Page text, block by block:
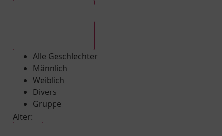
Alle Geschlechter
Männlich
Weiblich
Divers
Gruppe
Alter: